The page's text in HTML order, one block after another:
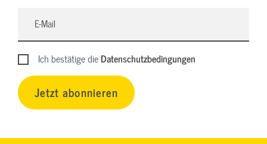
Ich bestätige dieDatenschutzbedingungen
Jetzt abonnieren